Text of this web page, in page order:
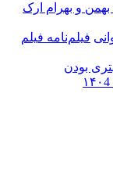
فیلم‌نامه فیلم